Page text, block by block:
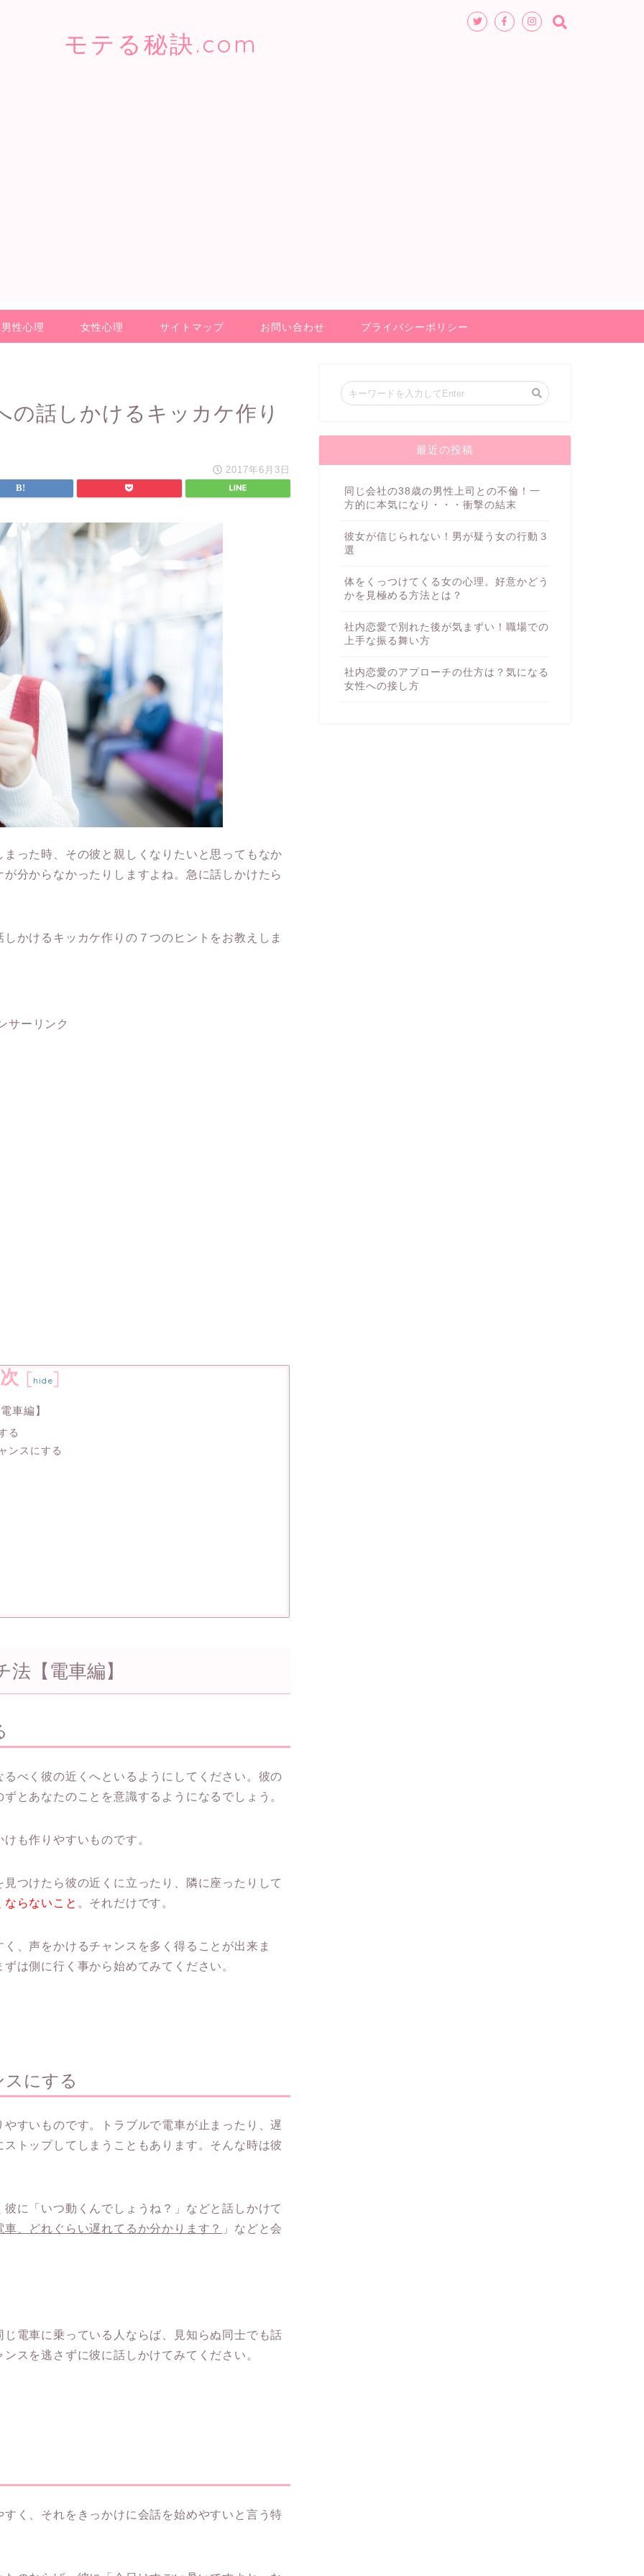
モテる秘訣.com
男性心理 女性心理 サイトマップ お問い合わせ プライバシーポリシー
の話しかけるキッカケ作り
2017年6月3日
った時、その彼と親しくなりたいと思ってもなか
分からなかったりしますよね。急に話しかけたら
かけるキッカケ作りの７つのヒントをお教えしま
サーリンク
[ hide]
車編】
る
ンスにする
【電車編】
べく彼の近くへといるようにしてください。彼の
とあなたのことを意識するようになるでしょう。
も作りやすいものです。
つけたら彼の近くに立ったり、隣に座ったりして
らないこと 。それだけです。
、声をかけるチャンスを多く得ることが出来ま
は側に行く事から始めてみてください。
にする
すいものです。トラブルで電車が止まったり、遅
トップしてしまうこともあります。そんな時は彼
に「いつ動くんでしょうね？」などと話しかけて
車、どれぐらい遅れてるか分かります？
」などと会
電車に乗っている人ならば、見知らぬ同士でも話
スを逃さずに彼に話しかけてみてください。
く、それをきっかけに会話を始めやすいと言う特
最近の投稿
同じ会社の38歳の男性上司との不倫！一
方的に本気になり・・・衝撃の結末
彼女が信じられない！男が疑う女の行動３
選
体をくっつけてくる女の心理。好意かどう
かを見極める方法とは？
社内恋愛で別れた後が気まずい！職場での
上手な振る舞い方
社内恋愛のアプローチの仕方は？気になる
女性への接し方